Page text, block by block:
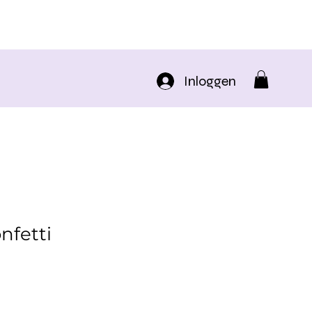
Inloggen